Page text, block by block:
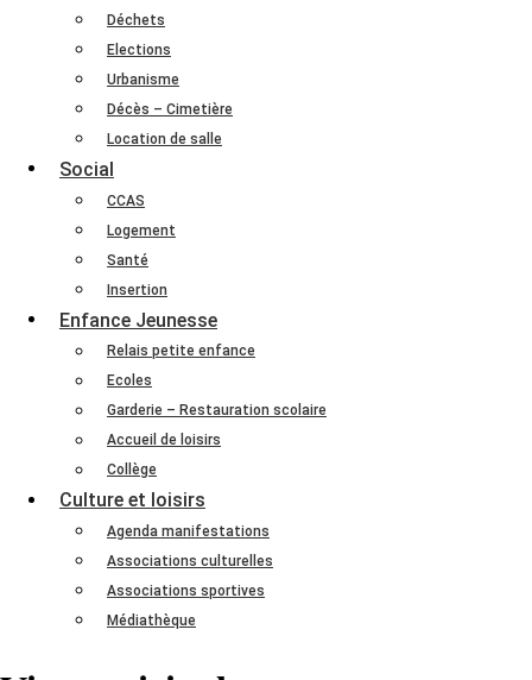
Déchets
Elections
Urbanisme
Décès – Cimetière
Location de salle
Social
CCAS
Logement
Santé
Insertion
Enfance Jeunesse
Relais petite enfance
Ecoles
Garderie – Restauration scolaire
Accueil de loisirs
Collège
Culture et loisirs
Agenda manifestations
Associations culturelles
Associations sportives
Médiathèque